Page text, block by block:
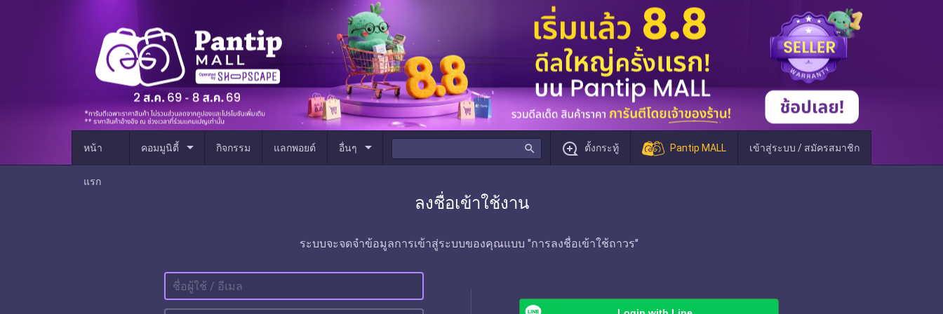
หน้า
แรก
คอมมูนิตี้ arrow_drop_down กิจกรรม แลกพอยต์ อื่นๆ arrow_drop_down search ตั้งกระทู้ Pantip MALL เข้าสู่ระบบ / สมัครสมาชิก
ลงชื่อเข้าใช้งาน
ระบบจะจดจำข้อมูลการเข้าสู่ระบบของคุณแบบ "การลงชื่อเข้าใช้ถาวร"